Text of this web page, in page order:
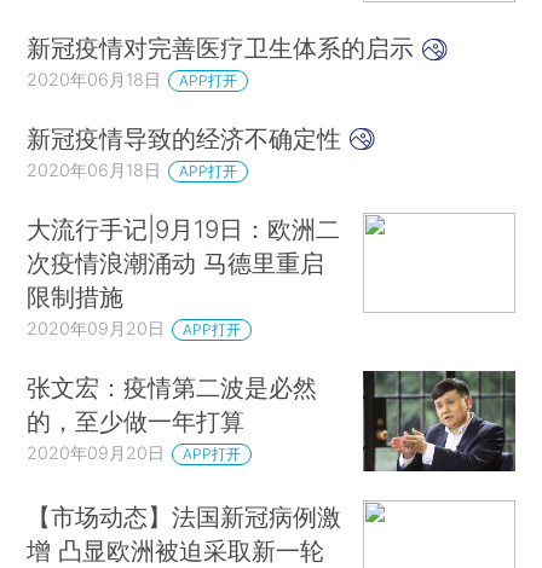
新冠疫情对完善医疗卫生体系的启示
2020年06月18日 APP打开
新冠疫情导致的经济不确定性
2020年06月18日 APP打开
大流行手记|9月19日：欧洲二
次疫情浪潮涌动 马德里重启
限制措施
2020年09月20日 APP打开
张文宏：疫情第二波是必然
的，至少做一年打算
2020年09月20日 APP打开
【市场动态】法国新冠病例激
增 凸显欧洲被迫采取新一轮